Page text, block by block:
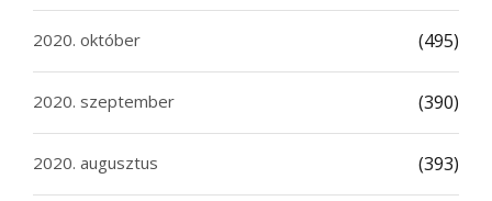
2020. október (495)
2020. szeptember (390)
2020. augusztus (393)